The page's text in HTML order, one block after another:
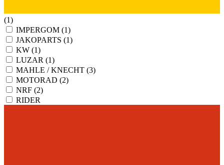
(1)
IMPERGOM (1)
JAKOPARTS (1)
KW (1)
LUZAR (1)
MAHLE / KNECHT (3)
MOTORAD (2)
NRF (2)
RIDER